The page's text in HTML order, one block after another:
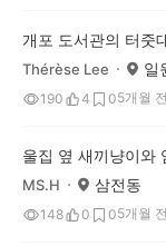
개포 도서관의 터줏
Thérèse Lee 일
190 4 05개월 전
울집 옆 새끼냥이와
MS.H 삼전동
148 0 05개월 전